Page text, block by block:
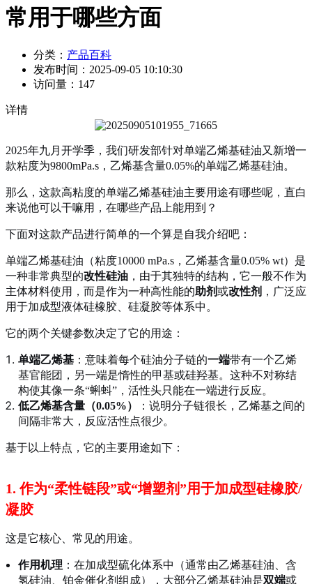
常用于哪些方面
分类： 产品百科
发布时间： 2025-09-05 10:10:30
访问量： 147
详情
2025年九月开学季，我们研发部针对单端乙烯基硅油又新增一
款粘度为9800mPa.s，乙烯基含量0.05%的单端乙烯基硅油。
那么，这款高粘度的单端乙烯基硅油主要用途有哪些呢，直白
来说他可以干嘛用，在哪些产品上能用到？
下面对这款产品进行简单的一个算是自我介绍吧：
单端乙烯基硅油（粘度10000 mPa.s，乙烯基含量0.05% wt）是
一种非常典型的改性硅油 ，由于其独特的结构，它一般不作为
主体材料使用，而是作为一种高性能的助剂或改性剂 ，广泛应
用于加成型液体硅橡胶、硅凝胶等体系中。
它的两个关键参数决定了它的用途：
单端乙烯基 ：意味着每个硅油分子链的一端带有一个乙烯
基官能团，另一端是惰性的甲基或硅羟基。这种不对称结
构使其像一条“蝌蚪”，活性头只能在一端进行反应。
低乙烯基含量（0.05%）
：说明分子链很长，乙烯基之间的
间隔非常大，反应活性点很少。
基于以上特点，它的主要用途如下：
1. 作为“柔性链段”或“增塑剂”用于加成型硅橡胶/
凝胶
这是它核心、常见的用途。
作用机理 ：在加成型硫化体系中（通常由乙烯基硅油、含
氢硅油、铂金催化剂组成），大部分乙烯基硅油是双端或